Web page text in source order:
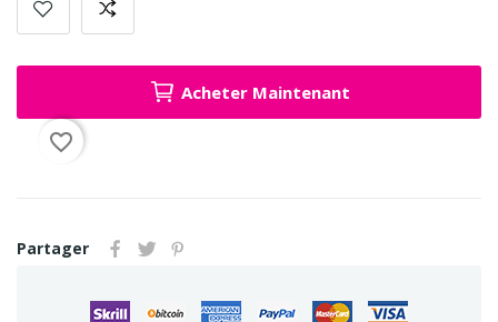
Acheter Maintenant
favorite_border
Partager